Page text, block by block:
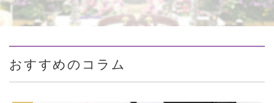
おすすめのコラム